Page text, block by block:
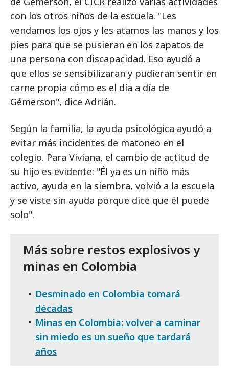
con los otros niños de la escuela. "Les
vendamos los ojos y les atamos las manos y los
pies para que se pusieran en los zapatos de
una persona con discapacidad. Eso ayudó a
que ellos se sensibilizaran y pudieran sentir en
carne propia cómo es el día a día de
Gémerson", dice Adrián.
Según la familia, la ayuda psicológica ayudó a
evitar más incidentes de matoneo en el
colegio. Para Viviana, el cambio de actitud de
su hijo es evidente: "Él ya es un niño más
activo, ayuda en la siembra, volvió a la escuela
y se viste sin ayuda porque dice que él puede
solo".
Más sobre restos explosivos y
minas en Colombia
Desminado en Colombia tomará
décadas
Minas en Colombia: volver a caminar
sin miedo es un sueño que tardará
años